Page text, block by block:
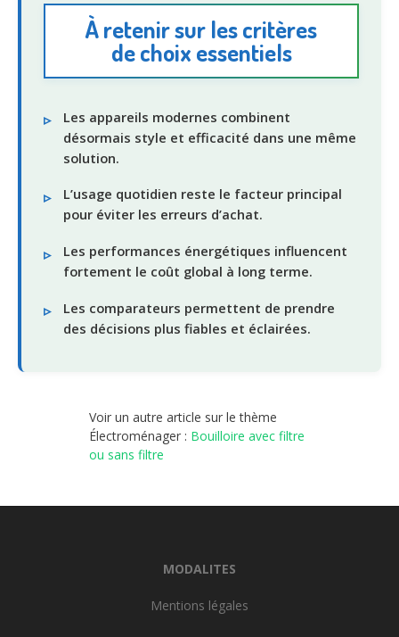
À retenir sur les critères
de choix essentiels
Les appareils modernes combinent
désormais style et efficacité dans une même
solution.
L’usage quotidien reste le facteur principal
pour éviter les erreurs d’achat.
Les performances énergétiques influencent
fortement le coût global à long terme.
Les comparateurs permettent de prendre
des décisions plus fiables et éclairées.
Voir un autre article sur le thème
Électroménager : Bouilloire avec filtre
ou sans filtre
MODALITES
Mentions légales